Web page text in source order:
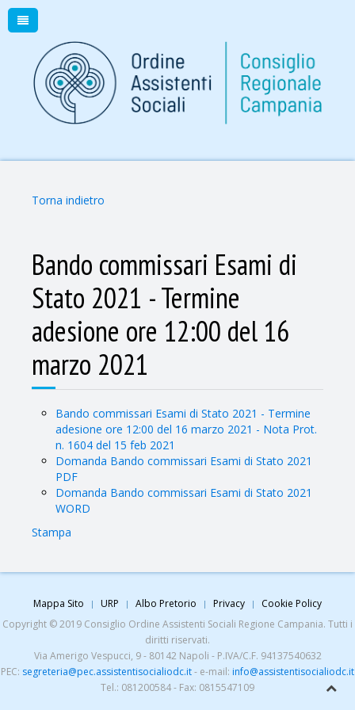
Torna indietro
Bando commissari Esami di
Stato 2021 - Termine
adesione ore 12:00 del 16
marzo 2021
Bando commissari Esami di Stato 2021 - Termine
adesione ore 12:00 del 16 marzo 2021 - Nota Prot.
n. 1604 del 15 feb 2021
Domanda Bando commissari Esami di Stato 2021
PDF
Domanda Bando commissari Esami di Stato 2021
WORD
Stampa
Mappa Sito URP Albo Pretorio Privacy
Cookie Policy
Copyright © 2019 Consiglio Ordine Assistenti Sociali Regione Campania. Tutti i
diritti riservati.
Via Amerigo Vespucci, 9 - 80142 Napoli - P.IVA/C.F. 94137540632
PEC: segreteria@pec.assistentisocialiodc.it- e-mail: info@assistentisocialiodc.it
Tel.: 081200584 - Fax: 0815547109